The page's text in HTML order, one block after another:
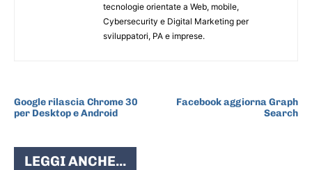
tecnologie orientate a Web, mobile,
Cybersecurity e Digital Marketing per
sviluppatori, PA e imprese.
Google rilascia Chrome 30
per Desktop e Android
Facebook aggiorna Graph
Search
LEGGI ANCHE...